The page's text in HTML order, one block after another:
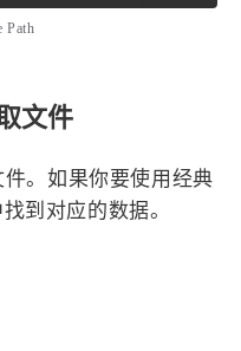
Path
文件
。如果你要使用经典
到对应的数据。